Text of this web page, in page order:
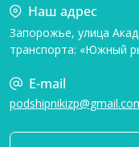
Наш адрес
Запорожье, улица
транспорта: «Южный
E-mail